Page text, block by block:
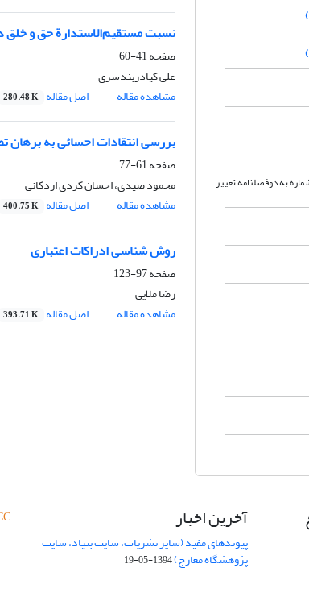
نسبت مستقیم‌الاستدارة حق و
صفحه41-60
علی کیادربندسری
مشاهده مقاله
اصل مقاله 280.48 K
بررسی انتقادات احسائی به برهان
صفحه61-77
محمود صیدی، احسان کردی اردکانی
مشاهده مقاله
اصل مقاله 400.75 K
روش شناسی ادراکات اعتباری
صفحه97-123
رضا ملایی
مشاهده مقاله
اصل مقاله 393.71 K
به دوفصلنامه تغییر
آخرین اخبار
پیوندهای مفید (سایر نشریات، سایت بنیاد، سایت
پژوهشگاه معارج)1394-05-19